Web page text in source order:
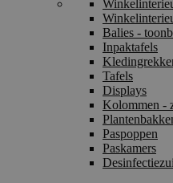
Balies -
Inpaktafels
Tafels
Displays
Kolommen -
Paspoppen
Paskamers